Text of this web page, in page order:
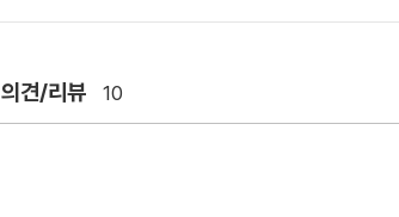
의견/리뷰 10